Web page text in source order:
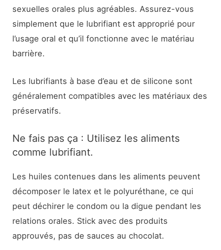
sexuelles orales plus agréables. Assurez-vous
simplement que le lubrifiant est approprié pour
l’usage oral et qu’il fonctionne avec le matériau
barrière.
Les lubrifiants à base d’eau et de silicone sont
généralement compatibles avec les matériaux des
préservatifs.
Ne fais pas ça : Utilisez les aliments
comme lubrifiant.
Les huiles contenues dans les aliments peuvent
décomposer le latex et le polyuréthane, ce qui
peut déchirer le condom ou la digue pendant les
relations orales. Stick avec des produits
approuvés, pas de sauces au chocolat.